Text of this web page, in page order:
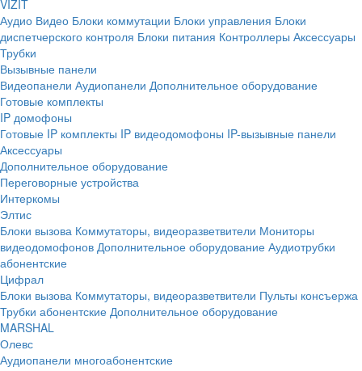
VIZIT
Аудио Видео Блоки коммутации Блоки управления Блоки
диспетчерского контроля Блоки питания Контроллеры Аксессуары
Трубки
Вызывные панели
Видеопанели Аудиопанели Дополнительное оборудование
Готовые комплекты
IP домофоны
Готовые IP комплекты IP видеодомофоны IP-вызывные панели
Аксессуары
Дополнительное оборудование
Переговорные устройства
Интеркомы
Элтис
Блоки вызова Коммутаторы, видеоразветвители Мониторы
видеодомофонов Дополнительное оборудование Аудиотрубки
абонентские
Цифрал
Блоки вызова Коммутаторы, видеоразветвители Пульты консъержа
Трубки абонентские Дополнительное оборудование
MARSHAL
Олевс
Аудиопанели многоабонентские